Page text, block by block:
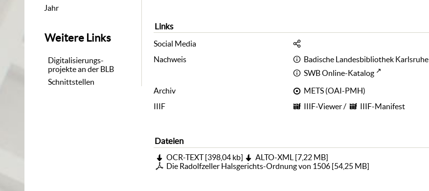
Jahr
Weitere Links
Digitalisierungs-
projekte an der BLB
Schnittstellen
Links
Social Media
Nachweis
Badische Landesbibliothek Karlsruhe
SWB Online-Katalog
Archiv
METS (OAI-PMH)
IIIF
IIIF-Viewer/ IIIF-Manifest
Dateien
OCR-TEXT[398,04 kb] ALTO-XML [7,22 MB]
Die Radolfzeller Halsgerichts-Ordnung von 1506[54,25 MB]